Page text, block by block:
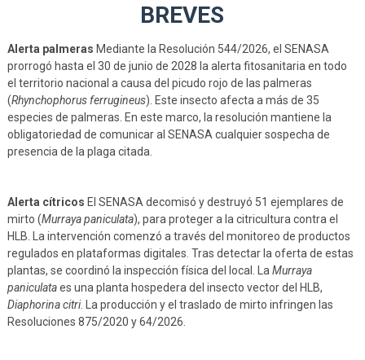
BREVES
Alerta palmeras Mediante la Resolución 544/2026, el SENASA
prorrogó hasta el 30 de junio de 2028 la alerta fitosanitaria en todo
el territorio nacional a causa del picudo rojo de las palmeras
(Rhynchophorus ferrugineus). Este insecto afecta a más de 35
especies de palmeras. En este marco, la resolución mantiene la
obligatoriedad de comunicar al SENASA cualquier sospecha de
presencia de la plaga citada.
Alerta cítricos El SENASA decomisó y destruyó 51 ejemplares de
mirto (Murraya paniculata), para proteger a la citricultura contra el
HLB. La intervención comenzó a través del monitoreo de productos
regulados en plataformas digitales. Tras detectar la oferta de estas
plantas, se coordinó la inspección física del local. LaMurraya
paniculataes una planta hospedera del insecto vector del HLB,
Diaphorina citri. La producción y el traslado de mirto infringen las
Resoluciones 875/2020 y 64/2026.